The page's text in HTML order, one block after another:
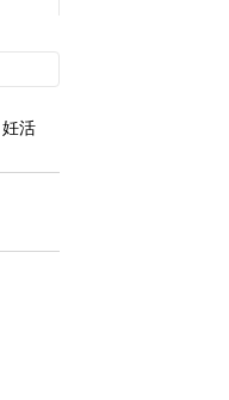
妊活